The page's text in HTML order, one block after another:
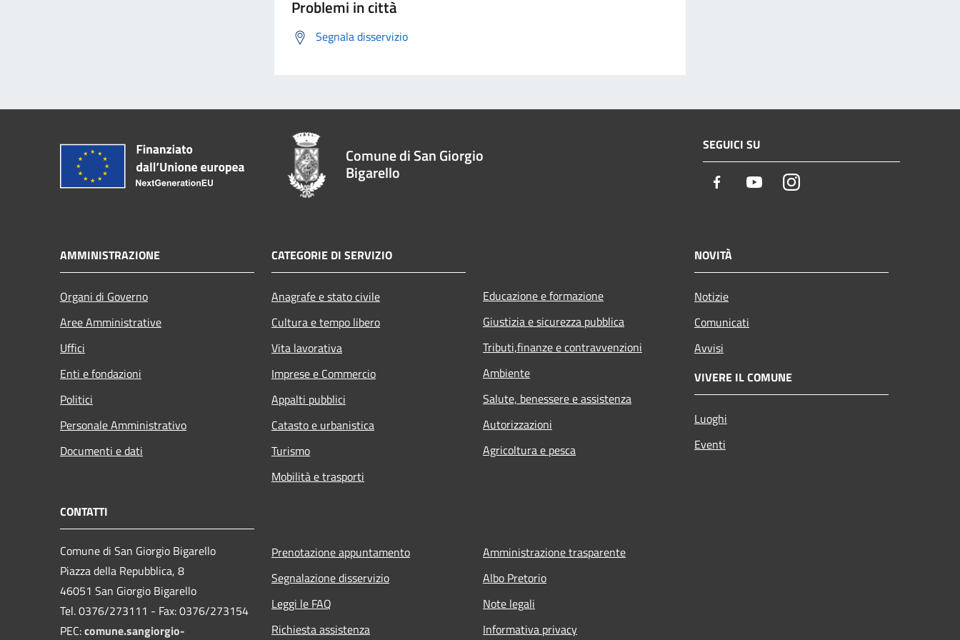
Problemi in città
Segnala disservizio
Comune di San Giorgio
Bigarello
SEGUICI SU
Facebook YoutubeInstagram
AMMINISTRAZIONE
Organi di Governo
Aree Amministrative
Uffici
Enti e fondazioni
Politici
Personale Amministrativo
Documenti e dati
CATEGORIE DI SERVIZIO
Anagrafe e stato civile
Cultura e tempo libero
Vita lavorativa
Imprese e Commercio
Appalti pubblici
Catasto e urbanistica
Turismo
Mobilità e trasporti
Educazione e formazione
Giustizia e sicurezza pubblica
Tributi,finanze e contravvenzioni
Ambiente
Salute, benessere e assistenza
Autorizzazioni
Agricoltura e pesca
NOVITÀ
Notizie
Comunicati
Avvisi
VIVERE IL COMUNE
Luoghi
Eventi
CONTATTI
Comune di San Giorgio Bigarello
Piazza della Repubblica, 8
46051 San Giorgio Bigarello
Tel. 0376/273111 - Fax: 0376/273154
PEC:comune.sangiorgio-
Prenotazione appuntamento
Segnalazione disservizio
Leggi le FAQ
Richiesta assistenza
Amministrazione trasparente
Albo Pretorio
Note legali
Informativa privacy